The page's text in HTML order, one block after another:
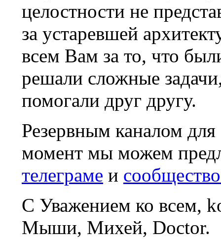
целостности не
за устаревшей
всем Вам за то, что
решали сложные
помогали друг другу.
Резервным каналом
момент мы можем
телеграме и
С Уважением ко всем,
Мыши, Михей, Doctor.